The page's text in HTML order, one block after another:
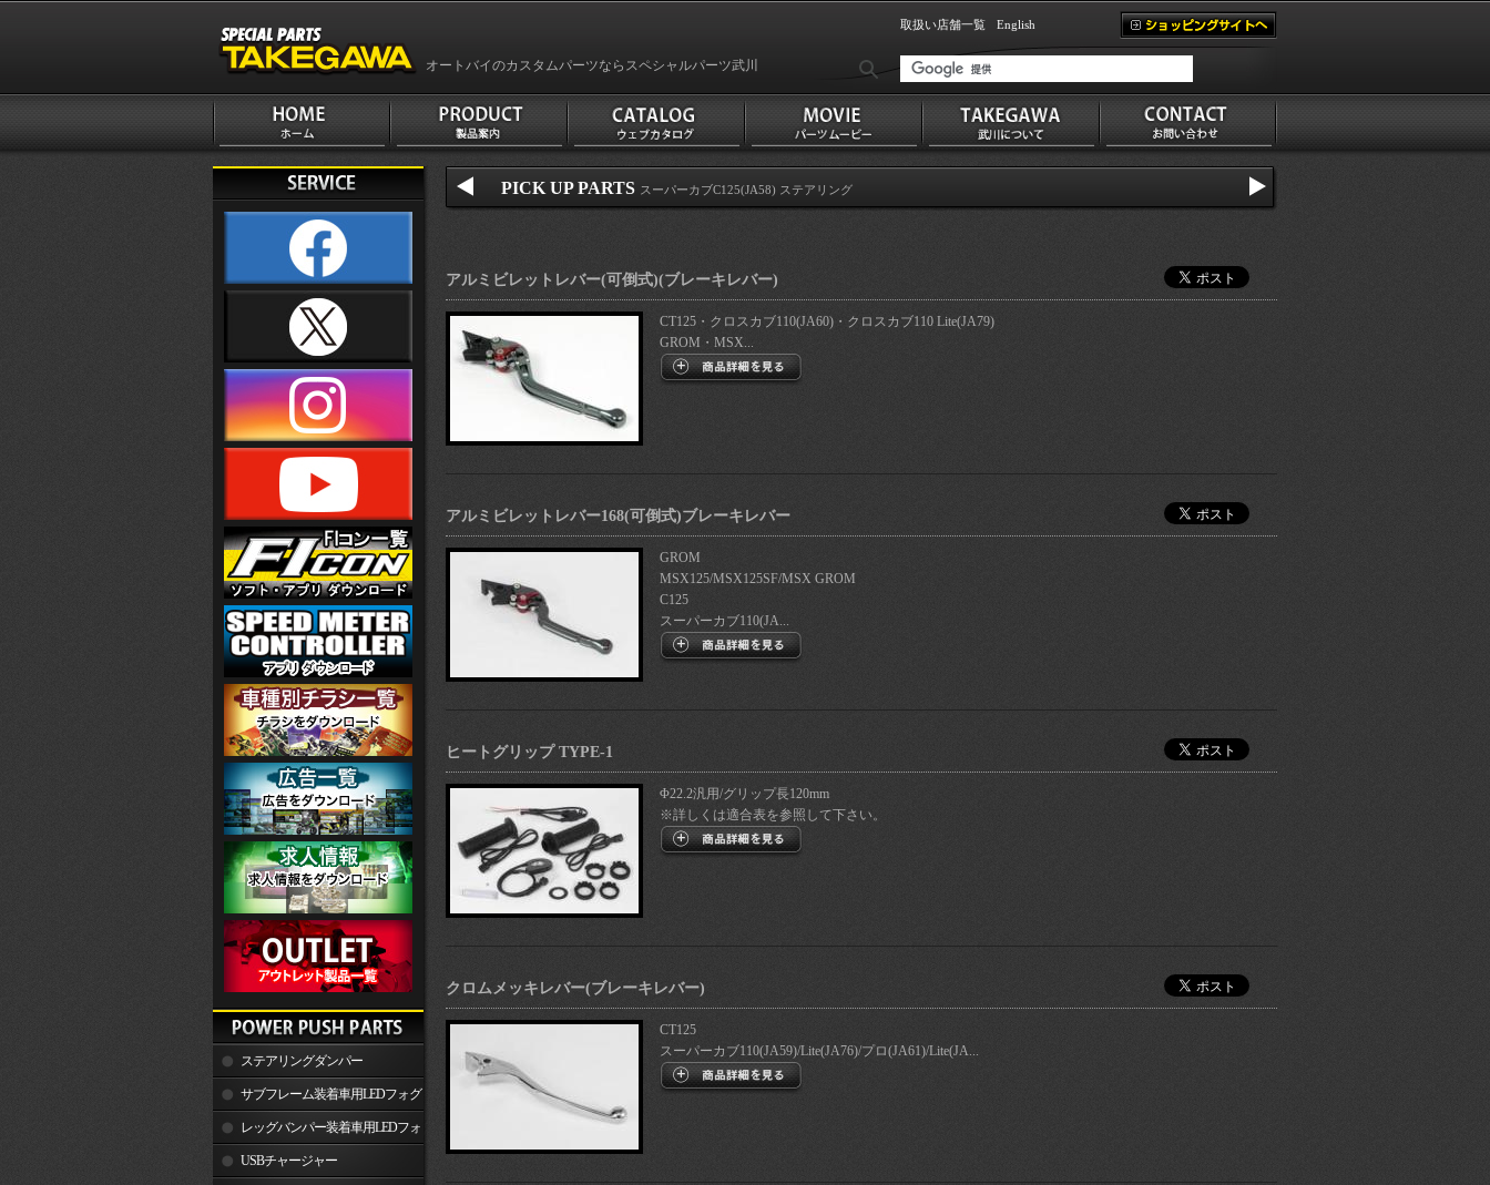
オートバイのカスタムパーツならスペシャルパーツ武川
取扱い店舗一覧 English
ステアリングダンパー
サブフレーム装着車用LEDフォグ
ランプレッグバンパー装着車用LEDフォ
グランプUSBチャージャー
PICK UP PARTS スーパーカブC125(JA58) ステアリング
アルミビレットレバー(可倒式)(ブレーキレバー)
CT125・クロスカブ110(JA60)・クロスカブ110 Lite(JA79)
GROM・MSX...
アルミビレットレバー168(可倒式)ブレーキレバー
GROM
MSX125/MSX125SF/MSX GROM
C125
スーパーカブ110(JA...
ヒートグリップ TYPE-1
Φ22.2汎用/グリップ長120mm
※詳しくは適合表を参照して下さい。
クロムメッキレバー(ブレーキレバー)
CT125
スーパーカブ110(JA59)/Lite(JA76)/プロ(JA61)/Lite(JA...